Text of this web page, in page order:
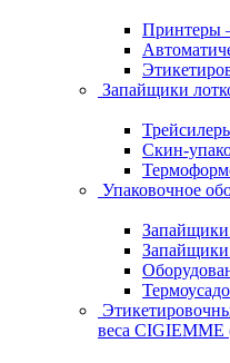
Принтеры
Запайщики
Скин-
Упаковочное
Запайщики
Запайщики
веса